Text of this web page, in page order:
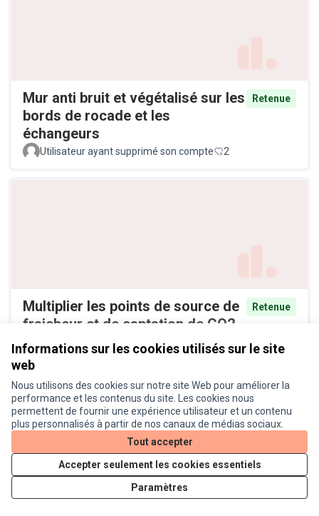
Informations sur les cookies utilisés sur le site
web
Nous utilisons des cookies sur notre site Web pour améliorer la
performance et les contenus du site. Les cookies nous
permettent de fournir une expérience utilisateur et un contenu
plus personnalisés à partir de nos canaux de médias sociaux.
Tout accepter
Accepter seulement les cookies essentiels
Paramètres
Mur anti bruit et végétalisé sur les
bords de rocade et les
échangeurs
Retenue
Utilisateur ayant supprimé son compte 2
Multiplier les points de source de
fraicheur et de captation de CO2
dans le quartier
Retenue